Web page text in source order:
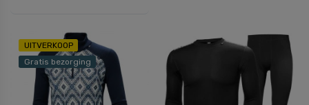
UITVERKOOP
Gratis bezorging